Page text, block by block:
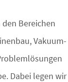
Bereichen
Vakuum-
Dabei legen wir